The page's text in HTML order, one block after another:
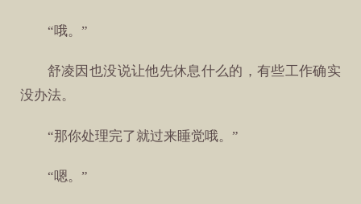
“哦。”
舒凌因也没说让他先休息什么的，有些工作确实
没办法。
“那你处理完了就过来睡觉哦。”
“嗯。”